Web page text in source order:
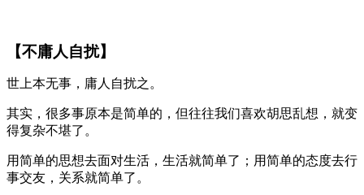
【不庸人自扰】
世上本无事，庸人自扰之。
其实，很多事原本是简单的，但往往我们喜欢胡思乱想，就变
得复杂不堪了。
用简单的思想去面对生活，生活就简单了；用简单的态度去行
事交友，关系就简单了。